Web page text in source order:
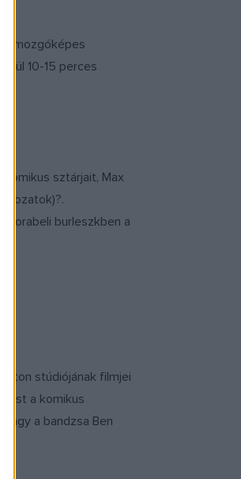
mozgóképes
10-15 perces
sztárjait, Max
sorozatok)?.
korabeli burleszkben a
stúdiójának filmjei
a komikus
a bandzsa Ben